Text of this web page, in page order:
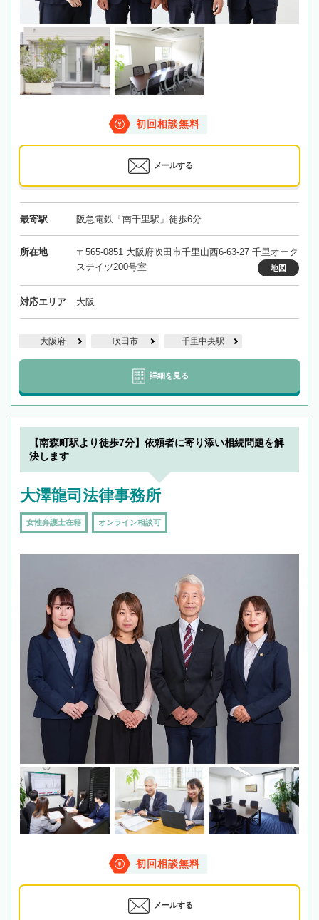
初回相談無料
メールする
最寄駅 阪急電鉄「南千里駅」徒歩6分
所在地
〒565-0851 大阪府吹田市千里山西6-63-27 千里オーク
ステイツ200号室
地図
対応エリア 大阪
大阪府 吹田市 千里中央駅
詳細を見る
【南森町駅より徒歩7分】依頼者に寄り添い相続問題を解
決します
大澤龍司法律事務所
女性弁護士在籍 オンライン相談可
初回相談無料
メールする